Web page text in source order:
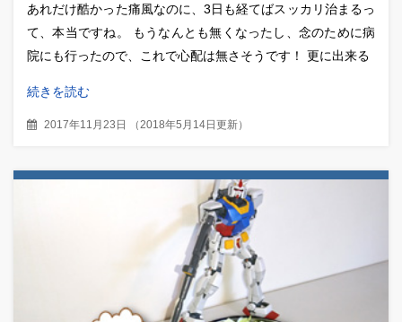
あれだけ酷かった痛風なのに、3日も経てばスッカリ治まるっ
て、本当ですね。 もうなんとも無くなったし、念のために病
院にも行ったので、これで心配は無さそうです！ 更に出来る
続きを読む
2017年11月23日 （ 2018年5月14日更新）